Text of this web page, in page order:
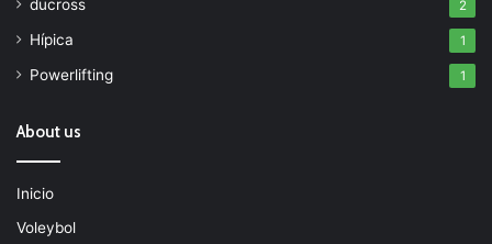
ducross 2
Hípica 1
Powerlifting 1
About us
Inicio
Voleybol